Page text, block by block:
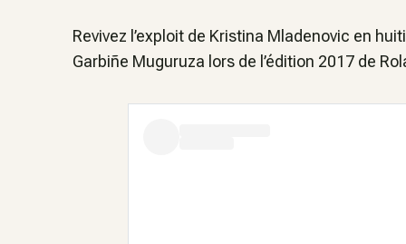
Revivez l’exploit de Kristina Mladenovic en
Garbiñe Muguruza lors de l’édition 2017 de